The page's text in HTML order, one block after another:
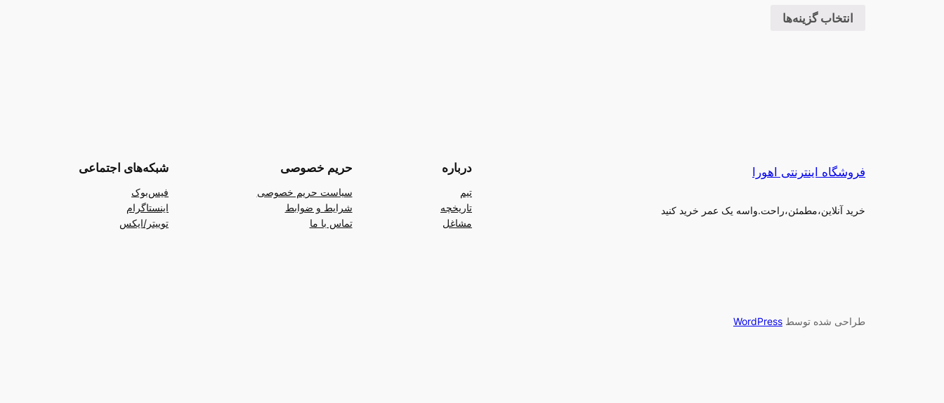
انتخاب گزینه‌ها
فروشگاه اینترنتی اهورا
خرید آنلاین،مطمئن،راحت.واسه یک عمر خرید کنید
درباره
تیم
تاریخچه
مشاغل
حریم خصوصی
سیاست حریم خصوصی
شرایط و ضوابط
تماس با ما
شبکه‌های اجتماعی
فیس‌بوک
اینستاگرام
توییتر/ایکس
طراحی شده توسط WordPress